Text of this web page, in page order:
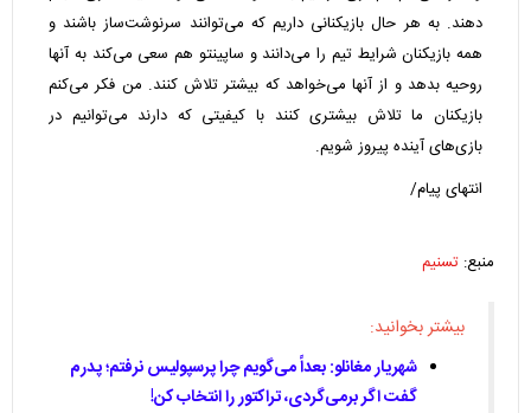
دهند. به هر حال بازیکنانی داریم که می‌توانند سرنوشت‌ساز باشند و
همه بازیکنان شرایط تیم را می‌دانند و ساپینتو هم سعی می‌کند به آنها
روحیه بدهد و از آنها می‌خواهد که بیشتر تلاش کنند. من فکر می‌کنم
بازیکنان ما تلاش بیشتری کنند با کیفیتی که دارند می‌توانیم در
بازی‌های آینده پیروز شویم.
انتهای پیام/
منبع: تسنیم
بیشتر بخوانید:
شهریار مغانلو: بعداً می‌گویم چرا پرسپولیس نرفتم؛ پدرم
گفت اگر برمی‌گردی، تراکتور را انتخاب کن!